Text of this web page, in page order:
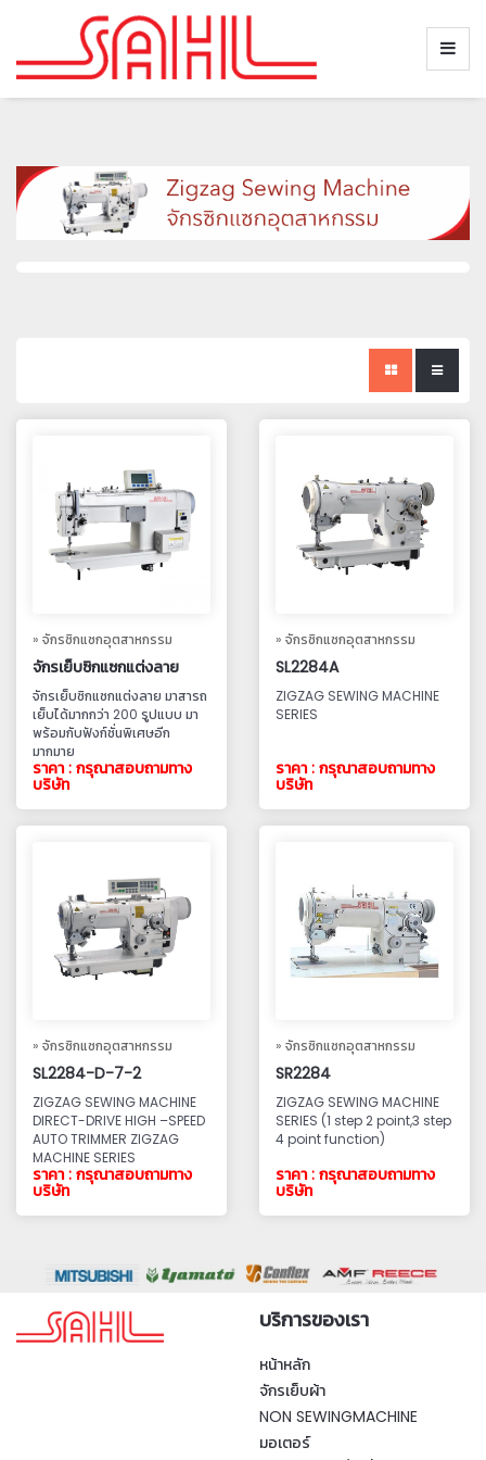
» จักรซิกแซกอุตสาหกรรม
จักรเย็บซิกแซกแต่งลาย
จักรเย็บซิกแซกแต่งลาย มาสารถ
เย็บได้มากกว่า 200 รูปแบบ มา
พร้อมกับฟังก์ชั่นพิเศษอีก
มากมาย
ราคา : กรุณาสอบถามทาง
บริษัท
» จักรซิกแซกอุตสาหกรรม
SL2284A
ZIGZAG SEWING MACHINE
SERIES
ราคา : กรุณาสอบถามทาง
บริษัท
» จักรซิกแซกอุตสาหกรรม
SL2284-D-7-2
ZIGZAG SEWING MACHINE
DIRECT-DRIVE HIGH –SPEED
AUTO TRIMMER ZIGZAG
MACHINE SERIES
ราคา : กรุณาสอบถามทาง
บริษัท
» จักรซิกแซกอุตสาหกรรม
SR2284
ZIGZAG SEWING MACHINE
SERIES (1 step 2 point,3 step
4 point function)
ราคา : กรุณาสอบถามทาง
บริษัท
บริการของเรา
หน้าหลัก
จักรเย็บผ้า
NON SEWINGMACHINE
มอเตอร์